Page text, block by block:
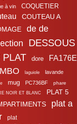
à vin
COQUETIER
COUTEAU A
de de
DESSOUS
PLAT
dore FA176E
laguiole lavande
mug PC736BF phare
NOIR ET BLANC
PLAT 5
plat a
plat